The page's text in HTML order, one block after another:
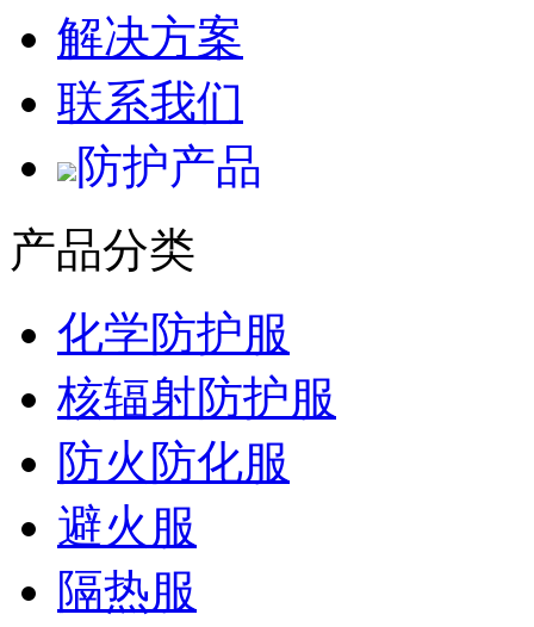
解决方案
联系我们
防护产品
产品分类
化学防护服
核辐射防护服
防火防化服
避火服
隔热服